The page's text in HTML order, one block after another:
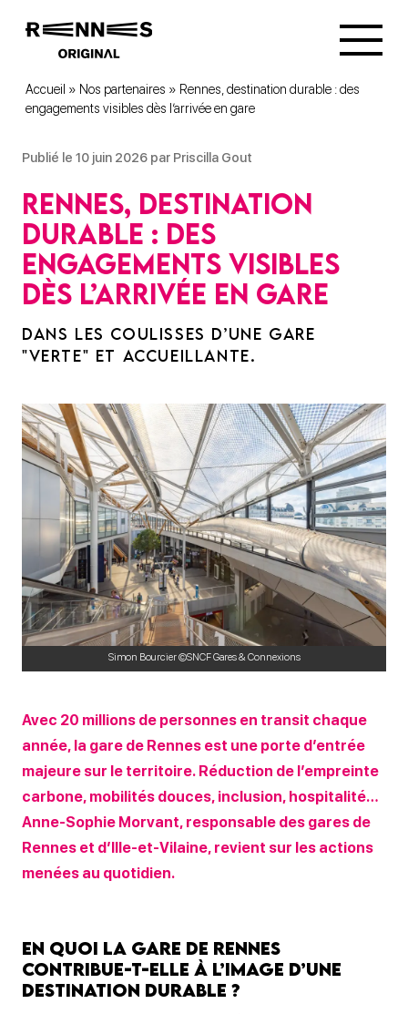
Accueil » Nos partenaires » Rennes, destination durable : des
engagements visibles dès l’arrivée en gare
Publié le 10 juin 2026 par Priscilla Gout
Rennes, destination
durable : des
engagements visibles
dès l’arrivée en gare
DANS LES COULISSES D’UNE GARE
"VERTE" ET ACCUEILLANTE.
Simon Bourcier ©SNCF Gares & Connexions
Avec 20 millions de personnes en transit chaque
année, la gare de Rennes est une porte d’entrée
majeure sur le territoire. Réduction de l’empreinte
carbone, mobilités douces, inclusion, hospitalité…
Anne-Sophie Morvant, responsable des gares de
Rennes et d’Ille-et-Vilaine, revient sur les actions
menées au quotidien.
En quoi la gare de Rennes
contribue-t-elle à l’image d’une
destination durable ?